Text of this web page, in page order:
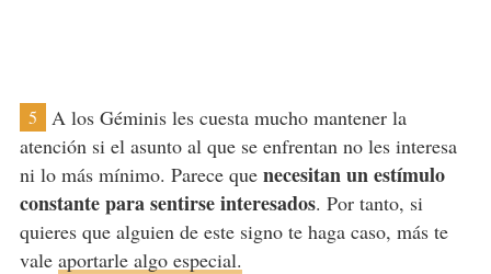
5
A los Géminis les cuesta mucho mantener la
atención si el asunto al que se enfrentan no les interesa
ni lo más mínimo. Parece que necesitan un estímulo
constante para sentirse interesados. Por tanto, si
quieres que alguien de este signo te haga caso, más te
vale aportarle algo especial.